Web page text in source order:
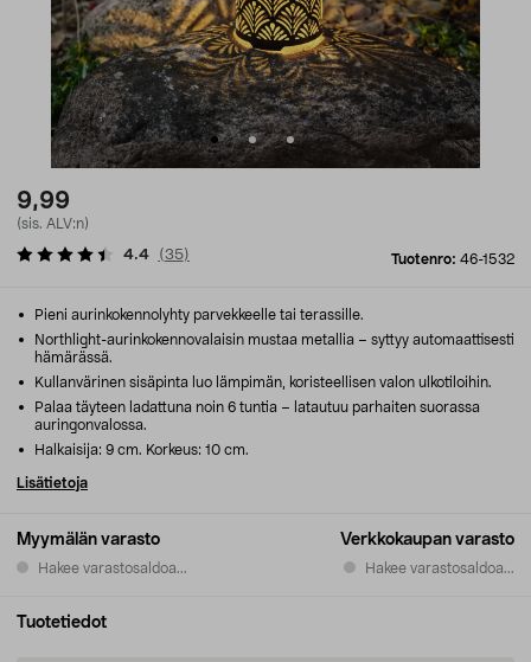
9,99
(sis. ALV:n)
Tuotenro: 46-1532
4.4 (35)
Myymälän varasto
Hakee varastosaldoa...
Verkkokaupan varasto
Hakee varastosaldoa...
Pieni aurinkokennolyhty parvekkeelle tai terassille.
Northlight-aurinkokennovalaisin mustaa metallia – syttyy automaattisesti
hämärässä.
Kullanvärinen sisäpinta luo lämpimän, koristeellisen valon ulkotiloihin.
Palaa täyteen ladattuna noin 6 tuntia – latautuu parhaiten suorassa
auringonvalossa.
Halkaisija: 9 cm. Korkeus: 10 cm.
Lisätietoja
Tuotetiedot